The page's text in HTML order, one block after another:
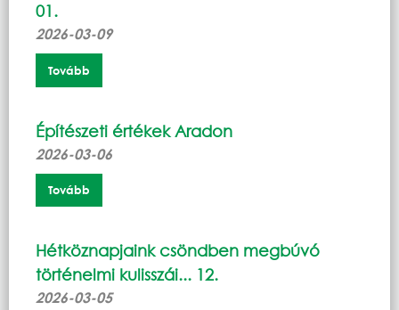
01.
2026-03-09
Tovább
Építészeti értékek Aradon
2026-03-06
Tovább
Hétköznapjaink csöndben megbúvó
történelmi kulisszái... 12.
2026-03-05